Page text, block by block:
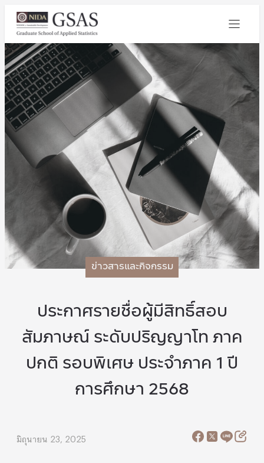
ข่าวสารและกิจกรรม
ประกาศรายชื่อผู้มีสิทธิ์สอบ
สัมภาษณ์ ระดับปริญญาโท ภาค
ปกติ รอบพิเศษ ประจำภาค 1 ปี
การศึกษา 2568
มิถุนายน 23, 2025